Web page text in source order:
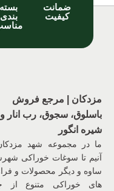
ضمانت
کیفیت
بسته
بندی
مزدکان | مرجع فروش
باسلوق، سجوق، رب انار و
شیره انگور
ما در مجموعه شهد
آنیم تا سوغات خوراکی
ساوه و دیگر محصولات و
های خوراکی متنوع از